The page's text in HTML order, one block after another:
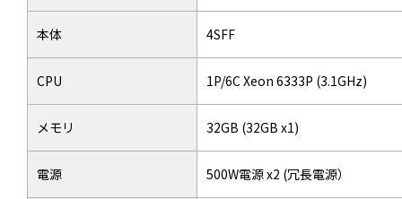
本体 4SFF
CPU 1P/6C Xeon 6333P (3.1GHz)
メモリ 32GB (32GB x1)
電源 500W電源 x2 (冗長電源）